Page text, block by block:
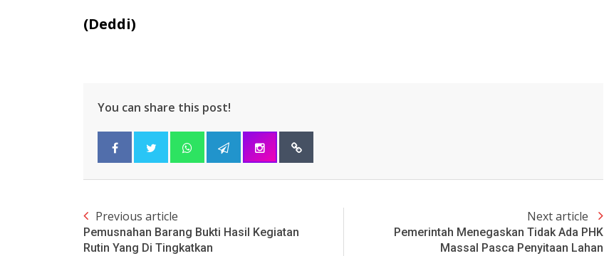
(Deddi)
You can share this post!
Previous article
Pemusnahan Barang Bukti Hasil Kegiatan
Rutin Yang Di Tingkatkan
Next article
Pemerintah Menegaskan Tidak Ada PHK
Massal Pasca Penyitaan Lahan